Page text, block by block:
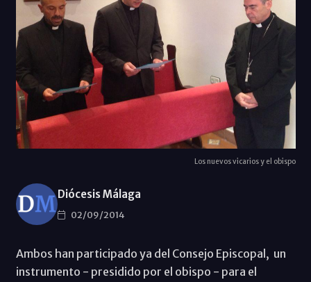
Los nuevos vicarios y el obispo
Diócesis Málaga
02/09/2014
Ambos han participado ya del Consejo Episcopal, un
instrumento - presidido por el obispo - para el